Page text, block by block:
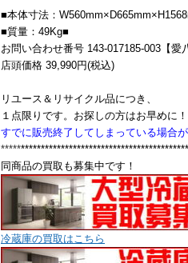
■本体寸法：
■質量：49Kg■
お問い合わせ番号 143-017185-003【愛
店頭価格 39,990円(税込)
リユース＆リサイクル品につき、
１点限りです。お探しの方はお早めに！
すでに販売終了してしまっている場合
*****
同商品の買取も募集中です！
冷蔵庫の買取はこちら